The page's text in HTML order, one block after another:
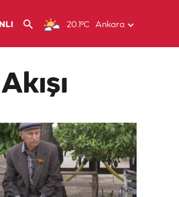
20.1ºC Ankara